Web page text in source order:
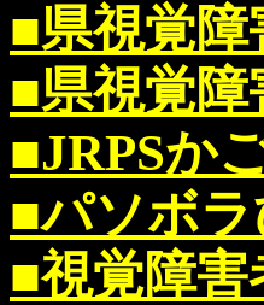
■県視覚
■県視覚
■JRPSか
■パソボ
■視覚障